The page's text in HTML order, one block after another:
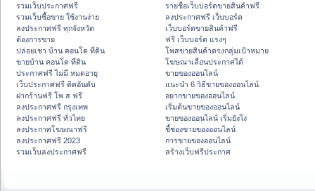
รวมเว็บประกาศฟรี
รวมเว็บซื้อขาย ใช้งานง่าย
ลงประกาศฟรี ทุกจังหวัด
ต้องการขาย
ปล่อยเช่า บ้าน คอนโด ที่ดิน
ขายบ้าน คอนโด ที่ดิน
ประกาศฟรี ไม่มี หมดอายุ
เว็บประกาศฟรี ติดอันดับ
ฝากร้านฟรี โพ ส ฟรี
ลงประกาศฟรี กรุงเทพ
ลงประกาศฟรี ทั่วไทย
ลงประกาศโฆษณาฟรี
ลงประกาศฟรี 2023
รวมเว็บลงประกาศฟรี
รายชื่อเว็บบอร์ดขายสินค้าฟรี
ลงประกาศฟรี เว็บบอร์ด
เว็บบอร์ดขายสินค้าฟรี
ฟรี เว็บบอร์ด แรงๆ
โพสขายสินค้าตรงกลุ่มเป้าหมาย
โฆษณาเลื่อนประกาศได้
ขายของออนไลน์
แนะนำ 6 วิธีขายของออนไลน์
อยากขายของออนไลน์
เริ่มต้นขายของออนไลน์
ขายของออนไลน์ เริ่มยังไง
ชี้ช่องขายของออนไลน์
การขายของออนไลน์
สร้างเว็บฟรีประกาศ